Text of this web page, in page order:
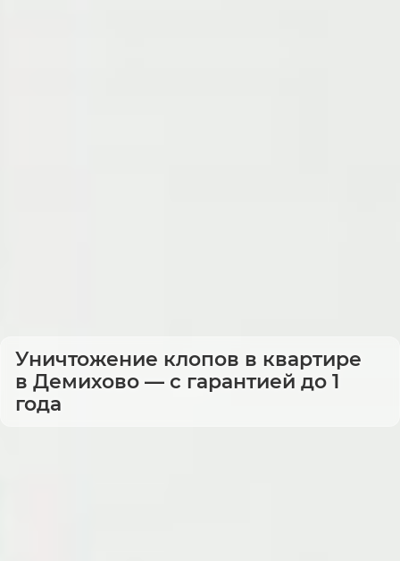
Уничтожение клопов в квартире
в Демихово — с гарантией до 1
года